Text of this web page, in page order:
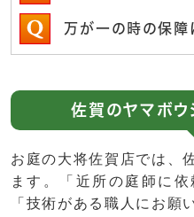
万が一の時の保障
佐賀のヤマボウ
お庭の大将佐賀店では、
ます。「近所の庭師に
「技術がある職人にお